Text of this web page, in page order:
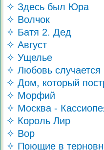
✧ Здесь был Юра
✧ Волчок
✧ Батя 2. Дед
✧ Август
✧ Ущелье
✧ Любовь случается
✧ Дом, который
✧ Морфий
✧ Москва -
✧ Король Лир
✧ Вор
✧ Поющие в